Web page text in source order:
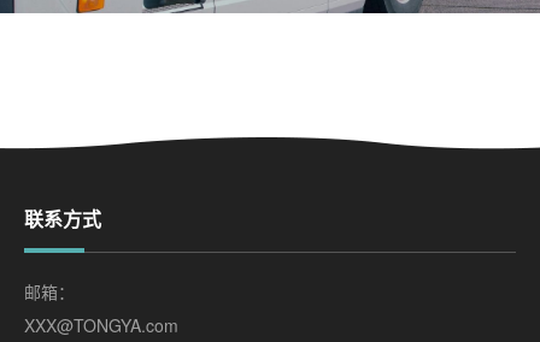
联系方式
邮箱：
XXX@TONGYA.com